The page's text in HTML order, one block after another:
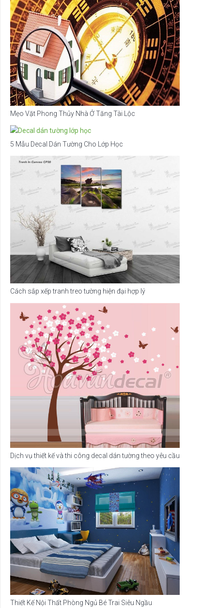
Mẹo Vặt Phong Thủy Nhà Ở Tăng Tài Lộc
5 Mẫu Decal Dán Tường Cho Lớp Học
Cách sắp xếp tranh treo tường hiện đại hợp lý
Dịch vụ thiết kế và thi công decal dán tường theo yêu cầu
Thiết Kế Nội Thất Phòng Ngủ Bé Trai Siêu Ngầu